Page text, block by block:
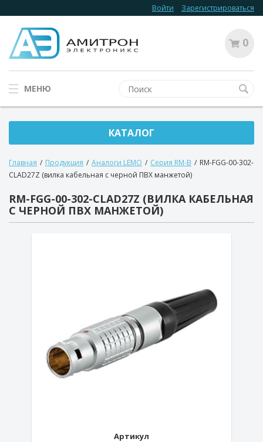
Войти Зарегистрироваться
0
МЕНЮ
КАТАЛОГ
Главная / Продукция / Аналоги LEMO / Серия RM-B / RM-FGG-00-302-
CLAD27Z (вилка кабельная с черной ПВХ манжетой)
RM-FGG-00-302-CLAD27Z (ВИЛКА КАБЕЛЬНАЯ
С ЧЕРНОЙ ПВХ МАНЖЕТОЙ)
Артикул